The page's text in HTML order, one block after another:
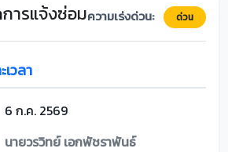
ารแจ้งซ่อมความเร่งด่วน: ด่วน
วลา
6 ก.ค. 2569
นายวรวิทย์ เอกพัชราพันธ์